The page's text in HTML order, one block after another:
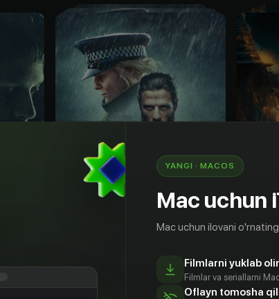
16 +
Счастливая долина
Obuna
YANGI · MACOS
Mac uchun
Mac uchun ilovani
Filmlarni yuklab
Filmlar va seriallarni
Oflayn tomosha